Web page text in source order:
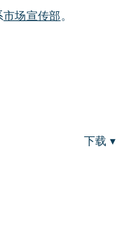
市场宣传部。
下载 ▾